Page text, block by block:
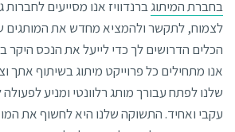
בחברת המיתוגברנדוויז אנו מסייעים לחברות
לצמוח, לתקשר ולהמציא מחדש את המותגים
הכלים הדרושים לך כדי לייעל את הנכס היקר
אנו מתחילים כל פרוייקט מיתוג בשיתוף אתך
שלנו לפתח עבורך מותג רלוונטי ומניע
עקבי ואחיד. התשוקה שלנו היא לחשוף את